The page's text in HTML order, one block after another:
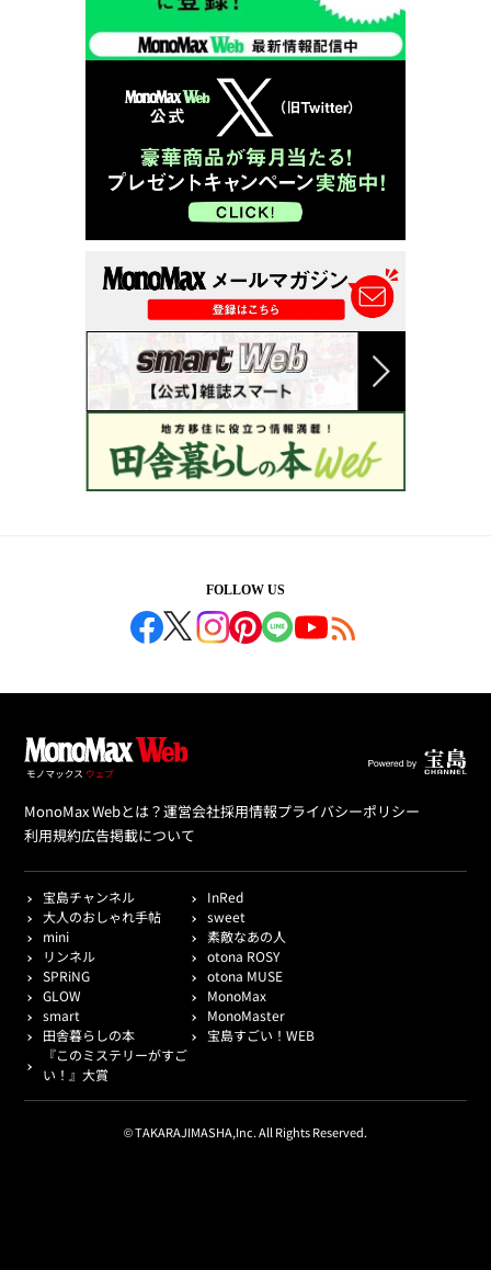
FOLLOW US
MonoMax Webとは？運営会社採用情報プライバシーポリシー
利用規約広告掲載について
宝島チャンネル
InRed
大人のおしゃれ手帖
sweet
mini
素敵なあの人
リンネル
otona ROSY
SPRiNG
otona MUSE
GLOW
MonoMax
smart
MonoMaster
田舎暮らしの本
宝島すごい！WEB
『このミステリーがすご
い！』大賞
© TAKARAJIMASHA,Inc. All Rights Reserved.